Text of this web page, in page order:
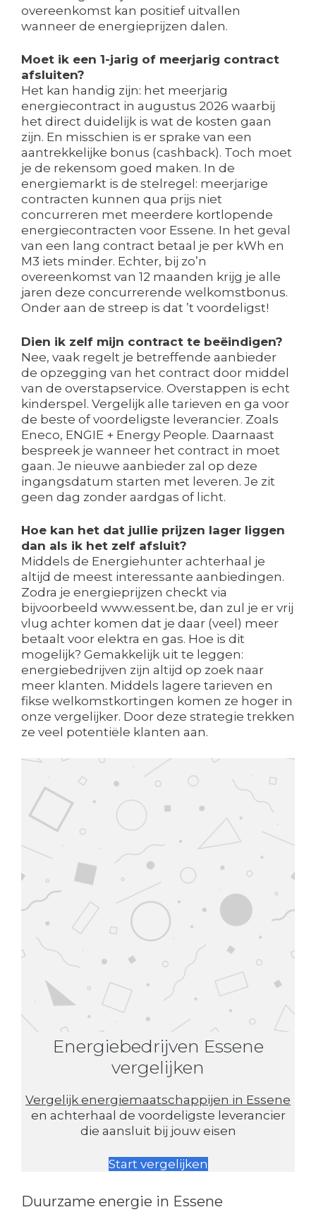
overeenkomst kan positief uitvallen
wanneer de energieprijzen dalen.
Moet ik een 1-jarig of meerjarig contract
afsluiten?
Het kan handig zijn: het meerjarig
energiecontract in augustus 2026 waarbij
het direct duidelijk is wat de kosten gaan
zijn. En misschien is er sprake van een
aantrekkelijke bonus (cashback). Toch moet
je de rekensom goed maken. In de
energiemarkt is de stelregel: meerjarige
contracten kunnen qua prijs niet
concurreren met meerdere kortlopende
energiecontracten voor Essene. In het geval
van een lang contract betaal je per kWh en
M3 iets minder. Echter, bij zo’n
overeenkomst van 12 maanden krijg je alle
jaren deze concurrerende welkomstbonus.
Onder aan de streep is dat ’t voordeligst!
Dien ik zelf mijn contract te beëindigen?
Nee, vaak regelt je betreffende aanbieder
de opzegging van het contract door middel
van de overstapservice. Overstappen is echt
kinderspel. Vergelijk alle tarieven en ga voor
de beste of voordeligste leverancier. Zoals
Eneco, ENGIE + Energy People. Daarnaast
bespreek je wanneer het contract in moet
gaan. Je nieuwe aanbieder zal op deze
ingangsdatum starten met leveren. Je zit
geen dag zonder aardgas of licht.
Hoe kan het dat jullie prijzen lager liggen
dan als ik het zelf afsluit?
Middels de Energiehunter achterhaal je
altijd de meest interessante aanbiedingen.
Zodra je energieprijzen checkt via
bijvoorbeeld www.essent.be, dan zul je er vrij
vlug achter komen dat je daar (veel) meer
betaalt voor elektra en gas. Hoe is dit
mogelijk? Gemakkelijk uit te leggen:
energiebedrijven zijn altijd op zoek naar
meer klanten. Middels lagere tarieven en
fikse welkomstkortingen komen ze hoger in
onze vergelijker. Door deze strategie trekken
ze veel potentiële klanten aan.
Energiebedrijven Essene
vergelijken
Vergelijk energiemaatschappijen in Essene
en achterhaal de voordeligste leverancier
die aansluit bij jouw eisen
Start vergelijken
Duurzame energie in Essene